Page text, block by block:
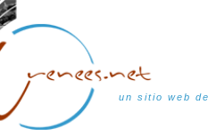
un sitio web